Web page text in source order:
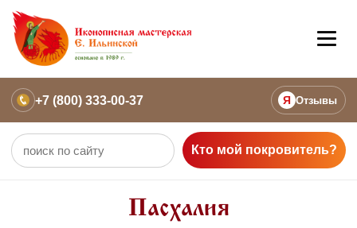
+7 (800) 333-00-37 Я Отзывы
Кто мой покровитель?
Пасхалия